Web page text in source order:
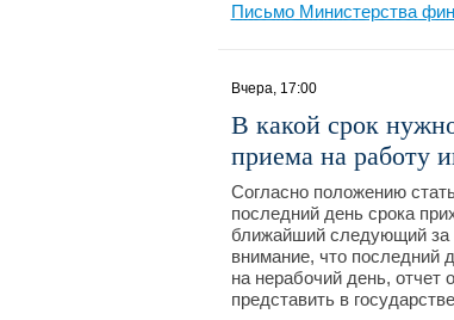
Письмо Министерства
Вчера, 17:00
В какой срок
приема на работу
Согласно положению
последний день срока
ближайший следующий за
внимание, что последний
на нерабочий день,
представить в